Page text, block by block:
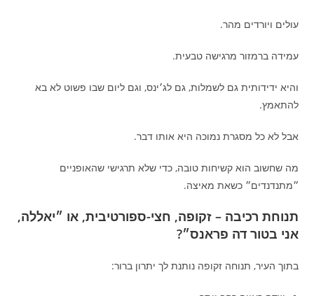
עולים ויורדים מהר.
עמידה ברמזור מרגישה טבעית.
והיא ידידותית גם לשמלות, גם לג׳ינס, וגם ליום שבו פשוט לא בא
להתאמץ.
אבל לא כל מסגרת נמוכה היא אותו דבר.
מה שחשוב הוא קשיחות טובה, כדי שלא תרגישי שהאופניים
״מתנדנדים״ כשאת מאיצה.
תנוחת רכיבה – זקופה, חצי-ספורטיבית, או ״יאללה,
אני בטור דה פראנס״?
בתוך העיר, תנוחה זקופה נותנת לך יתרון ברור: